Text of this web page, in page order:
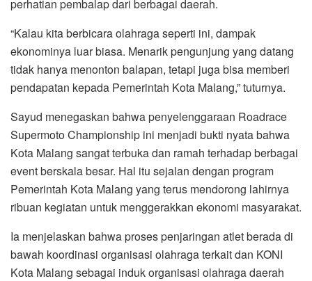
perhatian pembalap dari berbagai daerah.
“Kalau kita berbicara olahraga seperti ini, dampak
ekonominya luar biasa. Menarik pengunjung yang datang
tidak hanya menonton balapan, tetapi juga bisa memberi
pendapatan kepada Pemerintah Kota Malang,” tuturnya.
Sayud menegaskan bahwa penyelenggaraan Roadrace
Supermoto Championship ini menjadi bukti nyata bahwa
Kota Malang sangat terbuka dan ramah terhadap berbagai
event berskala besar. Hal itu sejalan dengan program
Pemerintah Kota Malang yang terus mendorong lahirnya
ribuan kegiatan untuk menggerakkan ekonomi masyarakat.
Ia menjelaskan bahwa proses penjaringan atlet berada di
bawah koordinasi organisasi olahraga terkait dan KONI
Kota Malang sebagai induk organisasi olahraga daerah